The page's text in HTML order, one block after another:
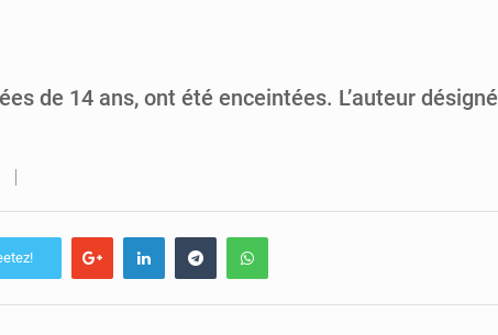
de 14 ans, ont été enceintées. L’auteur désigné